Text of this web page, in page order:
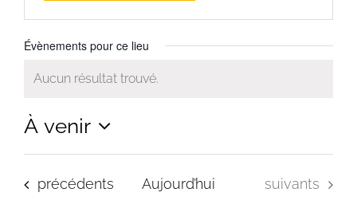
Évènements pour ce lieu
Notice
Aucun résultat trouvé.
À venir
Sélectionnez
date.
Évènements
précédents Aujourd’hui Évènements
suivants